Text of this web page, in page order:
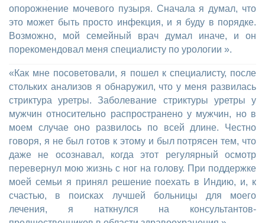
опорожнение мочевого пузыря. Сначала я думал, что
это может быть просто инфекция, и я буду в порядке.
Возможно, мой семейный врач думал иначе, и он
порекомендовал меня специалисту по урологии ».
«Как мне посоветовали, я пошел к специалисту, после
стольких анализов я обнаружил, что у меня развилась
стриктура уретры. Заболевание стриктуры уретры у
мужчин относительно распространено у мужчин, но в
моем случае оно развилось по всей длине. Честно
говоря, я не был готов к этому и был потрясен тем, что
даже не осознавал, когда этот регулярный осмотр
перевернул мою жизнь с ног на голову. При поддержке
моей семьи я принял решение поехать в Индию, и, к
счастью, в поисках лучшей больницы для моего
лечения, я наткнулся на консультантов-